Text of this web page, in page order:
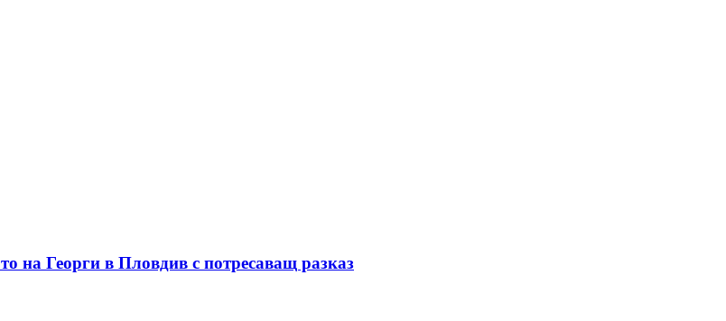
на Георги в Пловдив с потресаващ разказ